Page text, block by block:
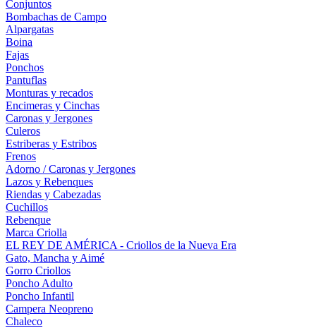
Conjuntos
Bombachas de Campo
Alpargatas
Boina
Fajas
Ponchos
Pantuflas
Monturas y recados
Encimeras y Cinchas
Caronas y Jergones
Culeros
Estriberas y Estribos
Frenos
Adorno / Caronas y Jergones
Lazos y Rebenques
Riendas y Cabezadas
Cuchillos
Rebenque
Marca Criolla
EL REY DE AMÉRICA - Criollos de la Nueva Era
Gato, Mancha y Aimé
Gorro Criollos
Poncho Adulto
Poncho Infantil
Campera Neopreno
Chaleco